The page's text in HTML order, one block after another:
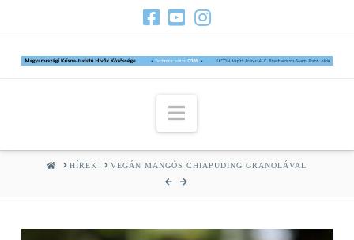
Navigation
HOMEHÍREK VEGÁN MANGÓS CHIAPUDING GRANOLÁVAL